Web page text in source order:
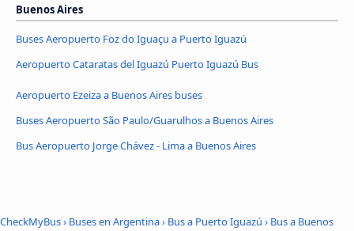
Buenos Aires
Buses Aeropuerto Foz do Iguaçu a Puerto Iguazú
Aeropuerto Cataratas del Iguazú Puerto Iguazú Bus
Aeropuerto Ezeiza a Buenos Aires buses
Buses Aeropuerto São Paulo/Guarulhos a Buenos Aires
Bus Aeropuerto Jorge Chávez - Lima a Buenos Aires
CheckMyBus› Buses en Argentina› Bus a Puerto Iguazú › Bus a Buenos